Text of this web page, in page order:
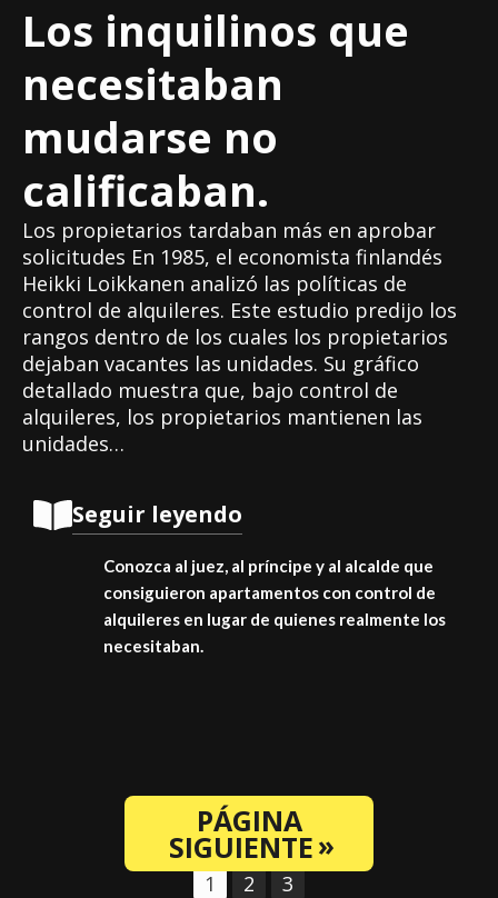
Los inquilinos que
necesitaban
mudarse no
calificaban.
Los propietarios tardaban más en aprobar
solicitudes En 1985, el economista finlandés
Heikki Loikkanen analizó las políticas de
control de alquileres. Este estudio predijo los
rangos dentro de los cuales los propietarios
dejaban vacantes las unidades. Su gráfico
detallado muestra que, bajo control de
alquileres, los propietarios mantienen las
unidades…
Seguir leyendo
Conozca al juez, al príncipe y al alcalde que
consiguieron apartamentos con control de
alquileres en lugar de quienes realmente los
necesitaban.
1 2 3
PÁGINA
SIGUIENTE